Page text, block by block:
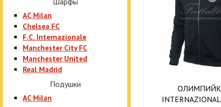
AC Milan
Chelsea FC
F.C. Internazionale
Manchester City FC
Manchester United
Real Madrid
Подушки
AC Milan